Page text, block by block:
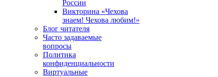
России
Викторина «Чехова
знаем! Чехова любим!»
Блог читателя
Часто задаваемые
вопросы
Политика
конфиденциальности
Виртуальные